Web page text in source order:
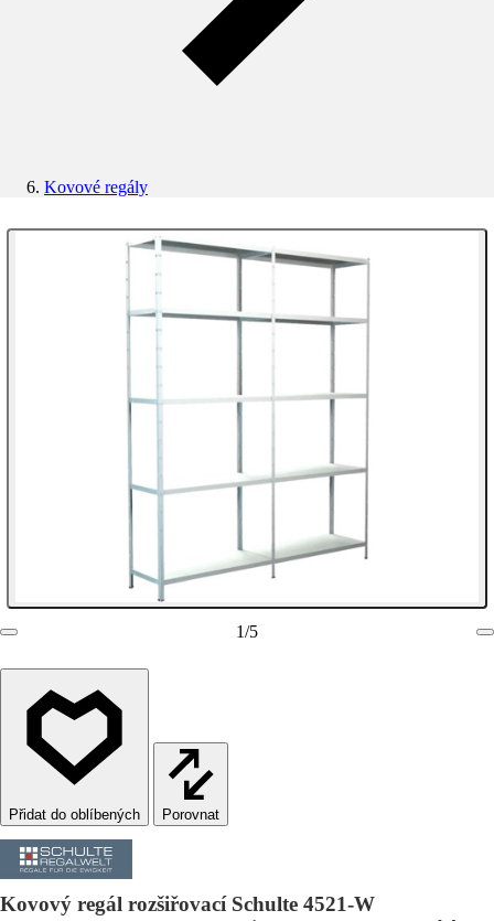
Kovové regály
1/5
Porovnat
Kovový regál rozšiřovací Schulte 4521-W